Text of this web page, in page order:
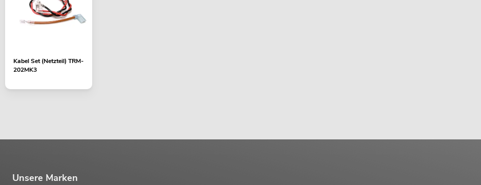
Kabel Set (Netzteil) TRM-
202MK3
Unsere Marken